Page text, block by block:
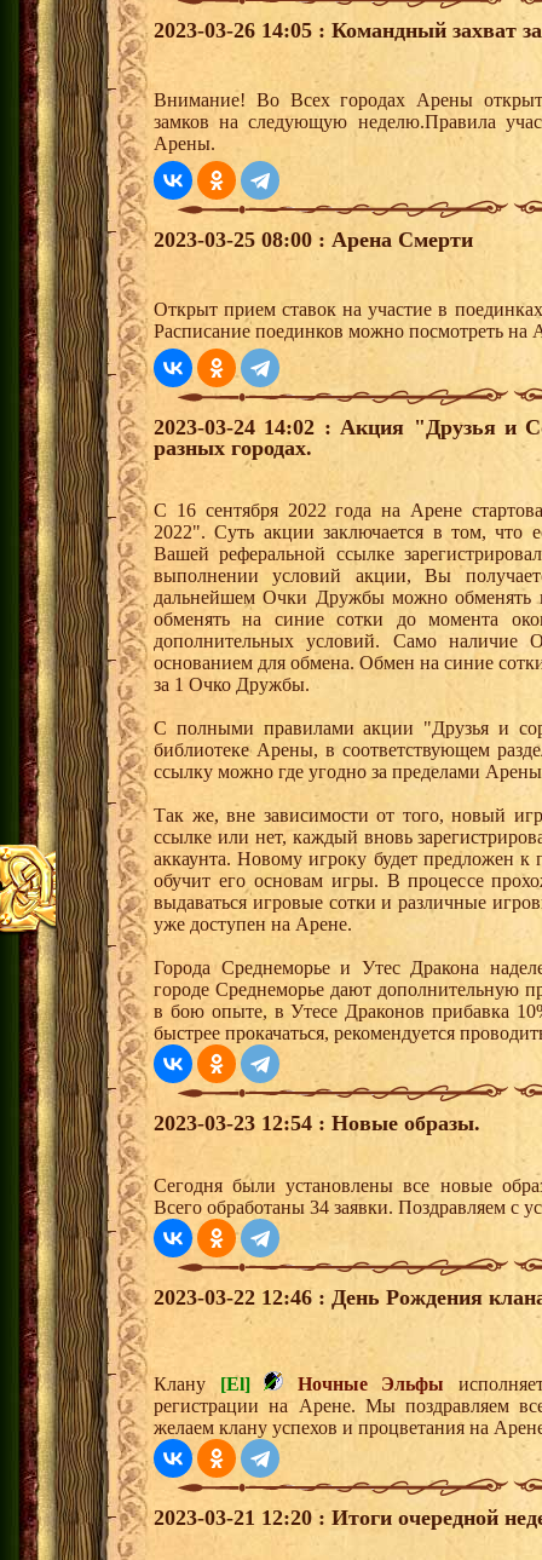
2023-03-26 14:05 : Командный захват
Внимание! Во Всех городах Арены
замков на следующую неделю.Правила
Арены.
2023-03-25 08:00 : Арена Смерти
Открыт прием ставок на участие в
Расписание поединков можно посмотреть на
2023-03-24 14:02 : Акция "Друзья и
разных городах.
С 16 сентября 2022 года на Арене
2022". Суть акции заключается в том, что
Вашей реферальной ссылке
выполнении условий акции, Вы
дальнейшем Очки Дружбы можно
обменять на синие сотки до момента
дополнительных условий. Само наличие
основанием для обмена. Обмен на синие
за 1 Очко Дружбы.
С полными правилами акции "Друзья и
библиотеке Арены, в соответствующем
ссылку можно где угодно за пределами
Так же, вне зависимости от того, новый
ссылке или нет, каждый вновь
аккаунта. Новому игроку будет предложен
обучит его основам игры. В процессе
выдаваться игровые сотки и различные
уже доступен на Арене.
Города Среднеморье и Утес Дракона
городе Среднеморье дают дополнительную
в бою опыте, в Утесе Драконов прибавка
быстрее прокачаться, рекомендуется
2023-03-23 12:54 : Новые образы.
Сегодня были установлены все новые
Всего обработаны 34 заявки. Поздравляем с
2023-03-22 12:46 : День Рождения
Клану [El] Ночные Эльфы
регистрации на Арене. Мы поздравляем
желаем клану успехов и процветания на
2023-03-21 12:20 : Итоги очередной